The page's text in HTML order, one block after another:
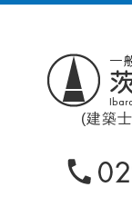
(建築